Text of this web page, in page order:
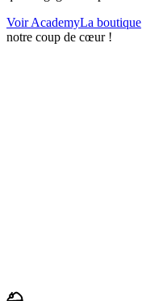
Voir AcademyLa boutique
notre coup de cœur !